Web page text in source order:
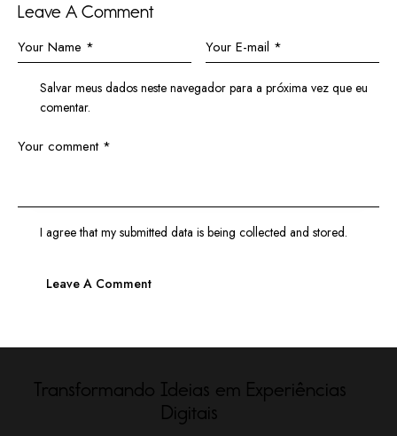
Leave A Comment
Salvar meus dados neste navegador para a próxima vez que eu
comentar.
I agree that my submitted data is beingcollected and stored.
Transformando Ideias em Experiências
Digitais